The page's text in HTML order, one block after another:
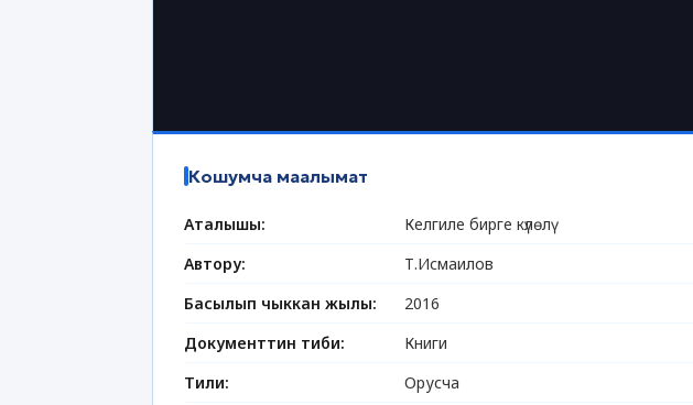
Кошумча маалымат
Аталышы:
Келгиле бирге күлөлү
Автору:
Т.Исмаилов
Басылып чыккан жылы:
2016
Документтин тиби:
Книги
Тили:
Орусча